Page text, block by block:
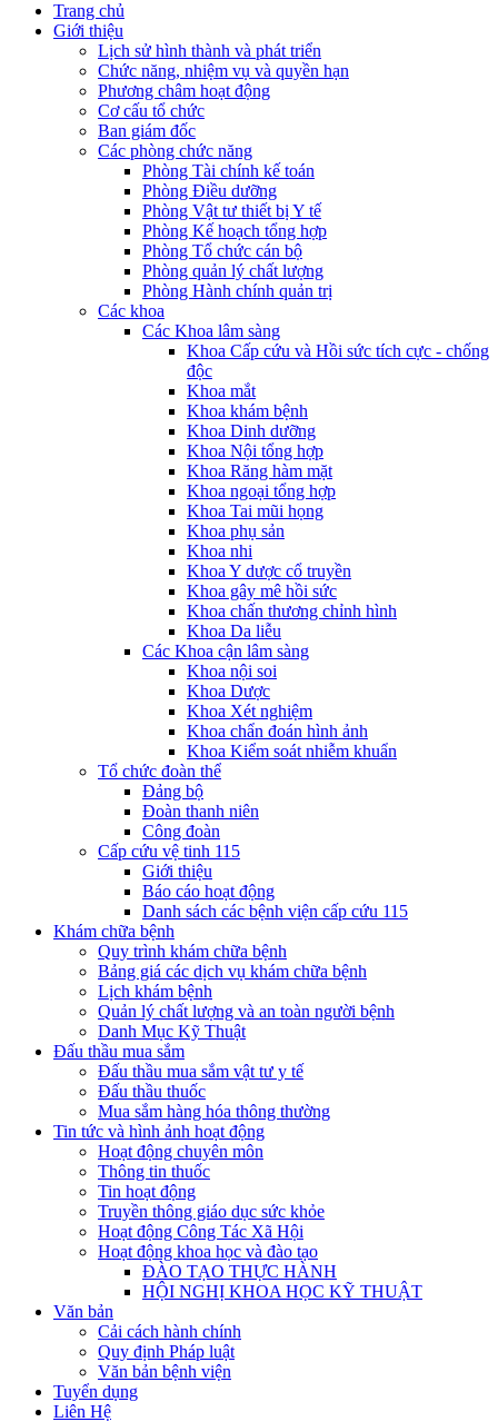
Trang chủ
Giới thiệu
Lịch sử hình thành và phát triển
Chức năng, nhiệm vụ và quyền hạn
Phương châm hoạt động
Cơ cấu tổ chức
Ban giám đốc
Các phòng chức năng
Phòng Tài chính kế toán
Phòng Điều dưỡng
Phòng Vật tư thiết bị Y tế
Phòng Kế hoạch tổng hợp
Phòng Tổ chức cán bộ
Phòng quản lý chất lượng
Phòng Hành chính quản trị
Các khoa
Các Khoa lâm sàng
Khoa Cấp cứu và Hồi sức tích cực - chống
độc
Khoa mắt
Khoa khám bệnh
Khoa Dinh dưỡng
Khoa Nội tổng hợp
Khoa Răng hàm mặt
Khoa ngoại tổng hợp
Khoa Tai mũi họng
Khoa phụ sản
Khoa nhi
Khoa Y dược cổ truyền
Khoa gây mê hồi sức
Khoa chấn thương chỉnh hình
Khoa Da liễu
Các Khoa cận lâm sàng
Khoa nội soi
Khoa Dược
Khoa Xét nghiệm
Khoa chẩn đoán hình ảnh
Khoa Kiểm soát nhiễm khuẩn
Tổ chức đoàn thể
Đảng bộ
Đoàn thanh niên
Công đoàn
Cấp cứu vệ tinh 115
Giới thiệu
Báo cáo hoạt động
Danh sách các bệnh viện cấp cứu 115
Khám chữa bệnh
Quy trình khám chữa bệnh
Bảng giá các dịch vụ khám chữa bệnh
Lịch khám bệnh
Quản lý chất lượng và an toàn người bệnh
Danh Mục Kỹ Thuật
Đấu thầu mua sắm
Đấu thầu mua sắm vật tư y tế
Đấu thầu thuốc
Mua sắm hàng hóa thông thường
Tin tức và hình ảnh hoạt động
Hoạt động chuyên môn
Thông tin thuốc
Tin hoạt động
Truyền thông giáo dục sức khỏe
Hoạt động Công Tác Xã Hội
Hoạt động khoa học và đào tạo
ĐÀO TẠO THỰC HÀNH
HỘI NGHỊ KHOA HỌC KỸ THUẬT
Văn bản
Cải cách hành chính
Quy định Pháp luật
Văn bản bệnh viện
Tuyển dụng
Liên Hệ